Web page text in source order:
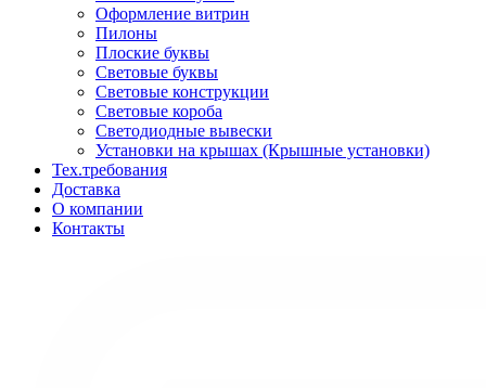
Оформление витрин
Пилоны
Плоские буквы
Световые буквы
Световые конструкции
Световые короба
Светодиодные вывески
Установки на крышах (Крышные установки)
Тех.требования
Доставка
О компании
Контакты